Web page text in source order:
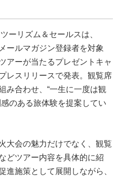
ーリズム＆セールスは、
ールマガジン登録者を対象
アーが当たるプレゼントキャ
レスリリースで発表。観覧席
み合わせ、“一生に一度は観
のある旅体験を提案してい
大会の魅力だけでなく、観覧
どツアー内容を具体的に紹
進施策として展開しながら、